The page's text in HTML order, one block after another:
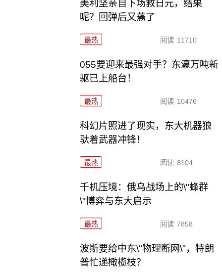
美利坚亲自下场救日元，结果
呢？回弹后又蔫了
最热 阅读 11710
055要迎来最强对手？东瀛万吨新
驱已上船台！
最热 阅读 10476
科幻片照进了现实，东大机器狼
驮着武器冲锋！
最热 阅读 8104
千机压境：俄乌战场上的\"蜂群
\"博弈与东大启示
最热 阅读 7858
波斯要给中东\"物理断网\"，特朗
普忙递橄榄枝？